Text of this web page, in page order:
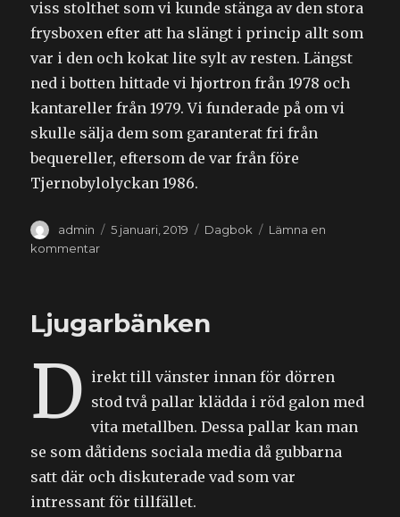
viss stolthet som vi kunde stänga av den stora
frysboxen efter att ha slängt i princip allt som
var i den och kokat lite sylt av resten. Längst
ned i botten hittade vi hjortron från 1978 och
kantareller från 1979. Vi funderade på om vi
skulle sälja dem som garanterat fri från
bequereller, eftersom de var från före
Tjernobylolyckan 1986.
Författare
admin
Publicerat
5 januari, 2019 Kategorier
Dagbok
Lämna en
kommentartill
–
Ljugarbänken
D irekt till vänster innan för dörren
stod två pallar klädda i röd galon med
vita metallben. Dessa pallar kan man
se som dåtidens sociala media då gubbarna
satt där och diskuterade vad som var
intressant för tillfället.